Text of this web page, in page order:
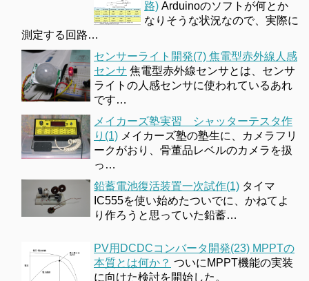
路) Arduinoのソフトが何とか
なりそうな状況なので、実際に
測定する回路…
センサーライト開発(7) 焦電型赤外線人感
センサ 焦電型赤外線センサとは、センサ
ライトの人感センサに使われているあれ
です…
メイカーズ塾実習 シャッターテスタ作
り(1) メイカーズ塾の塾生に、カメラフリ
ークがおり、骨董品レベルのカメラを扱
っ…
鉛蓄電池復活装置一次試作(1) タイマ
IC555を使い始めたついでに、かねてよ
り作ろうと思っていた鉛蓄…
PV用DCDCコンバータ開発(23) MPPTの
本質とは何か？ ついにMPPT機能の実装
に向けた検討を開始した。